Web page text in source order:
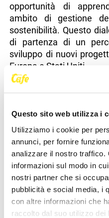
Questo sito web utilizza i
Utilizziamo i cookie per
annunci, per fornire
analizzare il nostro traffico.
informazioni sul modo in
nostri partner che si
pubblicità e social media, i
con altre informazioni che
raccolto dal suo utilizzo
opportunità di
ambito di gestione
sostenibilità. Questo
di partenza di un
sviluppo di nuovi
Europa e Stati Uniti.
"Siamo orgogliosi di
Magda Pozzo. "Il
internazionale, e
Uniti attraverso
entusiasmanti sia
accademico".
“Questo è un
Athletics e
un'organizzazione di